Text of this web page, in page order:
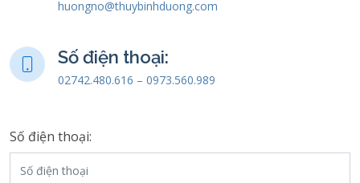
huongno@thuybinhduong.com
Số điện thoại:
02742.480.616 – 0973.560.989
Số điện thoại: